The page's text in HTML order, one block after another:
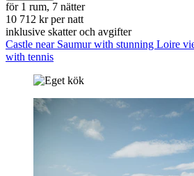
för 1 rum, 7 nätter
10 712 kr per natt
inklusive skatter och avgifter
Castle near Saumur with stunning Loire
with tennis